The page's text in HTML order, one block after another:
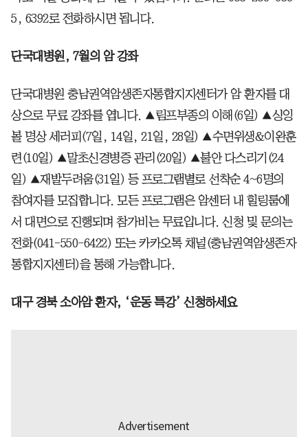
5, 6392로 전화하시면 됩니다.
단국대병원, 7월의 암 강좌
단국대병원 충남권역암생존자통합지지센터가 암 환자를 대
상으로 무료 강좌를 엽니다. ▲림프부종의 이해(6일) ▲싱잉
볼 명상 세러피(7일, 14일, 21일, 28일) ▲수면위생&이완훈
련(10일) ▲말초신경병증 관리(20일) ▲불안 다스리기(24
일) ▲재발두려움(31일) 등 프로그램별로 선착순 4~6명의
참여자를 모집합니다. 모든 프로그램은 암센터 내 힐링룸에
서 대면으로 진행되며 참가비는 무료입니다. 신청 및 문의는
전화(041-550-6422) 또는 카카오톡 채널(충남권역암생존자
통합지지센터)을 통해 가능합니다.
대구 경북 소아암 환자, ‘운동 특강’ 신청하세요